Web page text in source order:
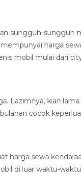
sungguh-sungguh
harga
mobil mulai dari
Lazimnya, kian
cocok
harga sewa
di luar waktu-